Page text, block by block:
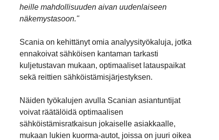
heille mahdollisuuden aivan uudenlaiseen
näkemystasoon."
Scania on kehittänyt omia analyysityökaluja, jotka
ennakoivat sähköisen kantaman tarkasti
kuljetustavan mukaan, optimaaliset latauspaikat
sekä reittien sähköistämisjärjestyksen.
Näiden työkalujen avulla Scanian asiantuntijat
voivat räätälöidä optimaalisen
sähköistämisratkaisun jokaiselle asiakkaalle,
mukaan lukien kuorma-autot, joissa on juuri oikea